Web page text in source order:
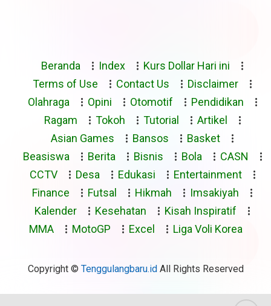
Beranda Index
Kurs Dollar Hari ini
Terms of Use
Contact Us
Disclaimer
Olahraga
Opini Otomotif
Pendidikan
Ragam
Tokoh Tutorial
Artikel
Asian Games
Bansos
Basket
Beasiswa
Berita Bisnis Bola
CASN
CCTV
Desa Edukasi
Entertainment
Finance
Futsal Hikmah
Imsakiyah
Kalender
Kesehatan
Kisah Inspiratif
MMA
MotoGP Excel Liga Voli Korea
Copyright © Tenggulangbaru.idAll Rights Reserved